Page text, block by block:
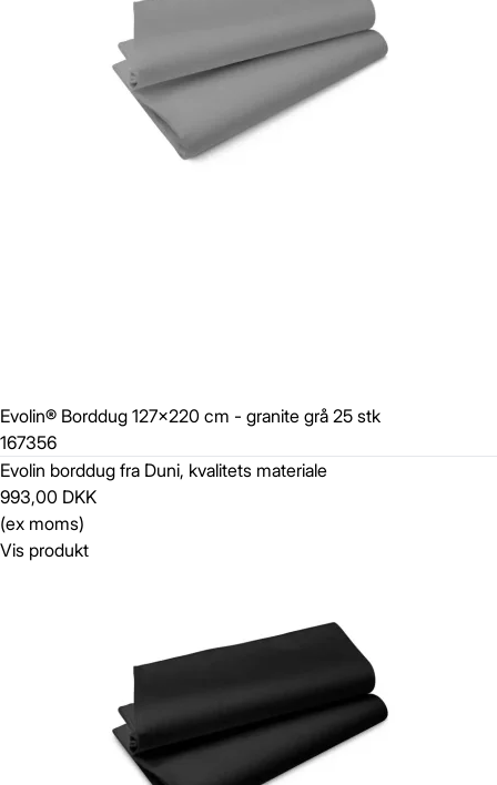
Evolin® Borddug 127x220 cm - granite grå 25 stk
167356
Evolin borddug fra Duni, kvalitets materiale
993,00 DKK
(ex moms)
Vis produkt